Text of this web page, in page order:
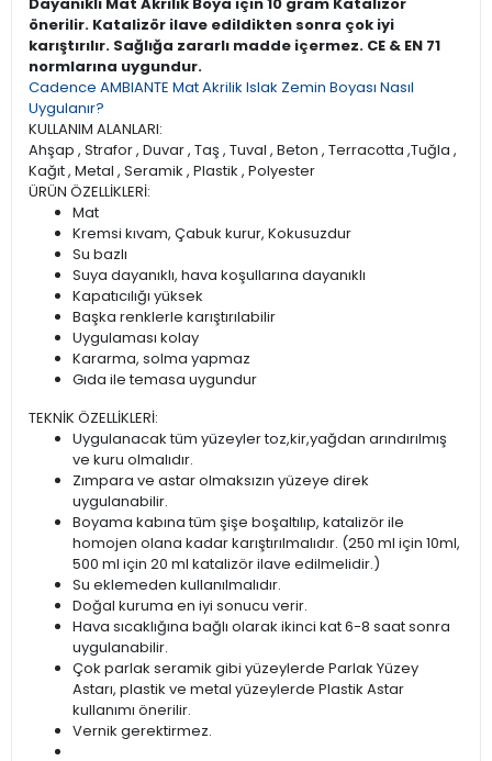
Dayanıklı Mat Akrilik Boya için 10 gram Katalizör
önerilir. Katalizör ilave edildikten sonra çok iyi
karıştırılır. Sağlığa zararlı madde içermez. CE & EN 71
normlarına uygundur.
Cadence AMBIANTE Mat Akrilik Islak Zemin Boyası Nasıl
Uygulanır?
KULLANIM ALANLARI:
Ahşap , Strafor , Duvar , Taş , Tuval , Beton , Terracotta ,Tuğla ,
Kağıt , Metal , Seramik , Plastik , Polyester
ÜRÜN ÖZELLİKLERİ:
Mat
Kremsi kıvam, Çabuk kurur, Kokusuzdur
Su bazlı
Suya dayanıklı, hava koşullarına dayanıklı
Kapatıcılığı yüksek
Başka renklerle karıştırılabilir
Uygulaması kolay
Kararma, solma yapmaz
Gıda ile temasa uygundur
TEKNİK ÖZELLİKLERİ:
Uygulanacak tüm yüzeyler toz,kir,yağdan arındırılmış
ve kuru olmalıdır.
Zımpara ve astar olmaksızın yüzeye direk
uygulanabilir.
Boyama kabına tüm şişe boşaltılıp, katalizör ile
homojen olana kadar karıştırılmalıdır. (250 ml için 10ml,
500 ml için 20 ml katalizör ilave edilmelidir.)
Su eklemeden kullanılmalıdır.
Doğal kuruma en iyi sonucu verir.
Hava sıcaklığına bağlı olarak ikinci kat 6-8 saat sonra
uygulanabilir.
Çok parlak seramik gibi yüzeylerde Parlak Yüzey
Astarı, plastik ve metal yüzeylerde Plastik Astar
kullanımı önerilir.
Vernik gerektirmez.